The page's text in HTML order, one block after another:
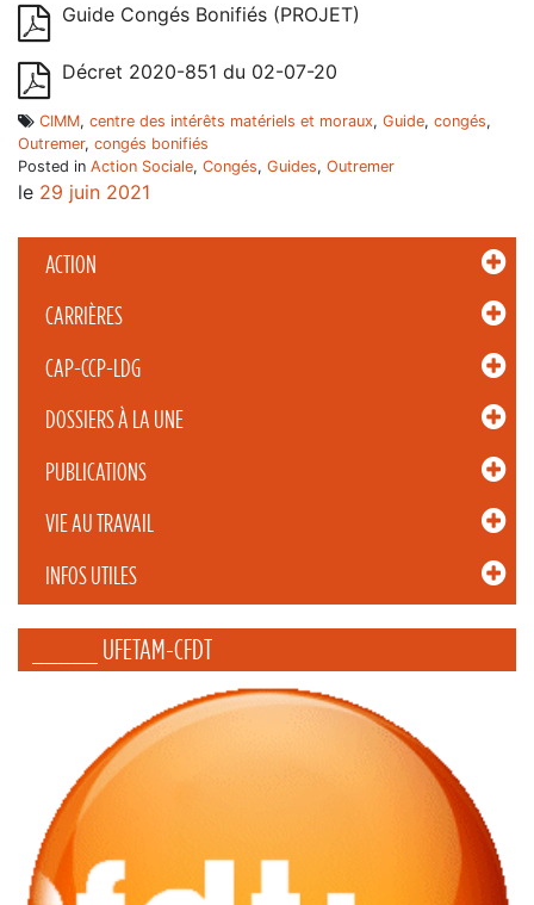
ACTION
CARRIÈRES
CAP-CCP-LDG
DOSSIERS À LA UNE
PUBLICATIONS
VIE AU TRAVAIL
INFOS UTILES
_____ UFETAM-CFDT
Guide Congés Bonifiés (PROJET)
Décret 2020-851 du 02-07-20
CIMM, centre des intérêts matériels et moraux, Guide, congés,
Outremer, congés bonifiés
Posted in Action Sociale, Congés, Guides, Outremer
le 29 juin 2021